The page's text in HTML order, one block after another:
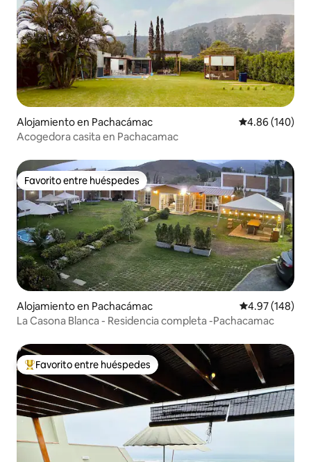
Alojamiento en Pachacámac Calificación
4.86 (140)
Acogedora casita en Pachacamac
Favorito entre huéspedes
Favorito entre huéspedes
Alojamiento en Pachacámac Calificación
4.97 (148)
La Casona Blanca - Residencia completa -Pachacamac
Favorito entre huéspedes preferido
Favorito entre huéspedes